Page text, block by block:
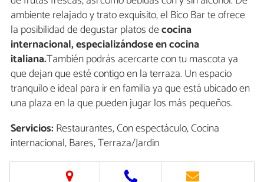
ambiente relajado y trato exquisito, el Bico Bar te ofrece
la posibilidad de degustar platos decocina
internacional, especializándose en cocina
italiana.También podrás acercarte con tu mascota ya
que dejan que esté contigo en la terraza. Un espacio
tranquilo e ideal para ir en familia ya que está ubicado en
una plaza en la que pueden jugar los más pequeños.
Servicios:Restaurantes, Con espectáculo, Cocina
internacional, Bares, Terraza/Jardin